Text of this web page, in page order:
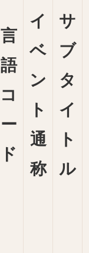
言
語
コ
ー
ド
イ
ベ
ン
ト
通
称
サ
ブ
タ
イ
ト
ル